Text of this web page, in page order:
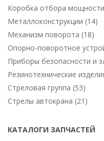
Коробка отбора
Металлоконструкции (14)
Механизм поворота (18)
Опорно-поворотное
Приборы безопасности и
Резинотехнические
Стреловая группа (53)
Стрелы автокрана (21)
КАТАЛОГИ ЗАПЧАСТЕЙ